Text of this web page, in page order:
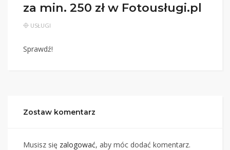
za min. 250 zł w Fotousługi.pl
USŁUGI
Sprawdź!
Zostaw komentarz
Musisz się zalogować, aby móc dodać komentarz.